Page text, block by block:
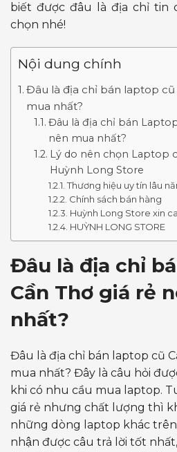
biết được đâu là địa chỉ tin
chọn nhé!
Nội dung chính
Đâu là địa chỉ bán laptop cũ
mua nhất?
Đâu là địa chỉ bán
nên mua nhất?
Lý do nên chọn Laptop
Huỳnh Long Store
Thương hiệu uy tín lâu
Chính sách bán hàng
Huỳnh Long Store xin
HUỲNH LONG STORE
Đâu là địa chỉ
Cần Thơ giá rẻ
nhất?
Đâu là địa chỉ bán laptop cũ
mua nhất? Đây là câu hỏi
khi có nhu cầu mua laptop.
giá rẻ nhưng chất lượng thì
những dòng laptop khác
nhận được câu trả lời tốt